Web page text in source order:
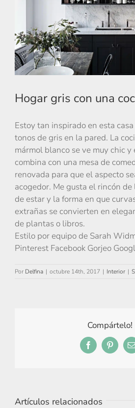
Hogar gris con una
Estoy tan inspirado en esta
tonos de gris en la pared. La
mármol blanco se ve muy chic y
combina con una mesa de
renovada para que el aspecto
acogedor. Me gusta el rincón
de estar y la forma en que
extrañas se convierten en
de plantas o libros.
Estilo por equipo de Sarah
Pinterest Facebook Gorjeo
Por Delfina | octubre 14th, 2017 | Interior |
Compártelo!
FacebookPinterest
Artículos relacionados